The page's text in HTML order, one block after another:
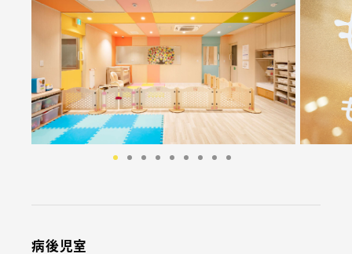
病後児室